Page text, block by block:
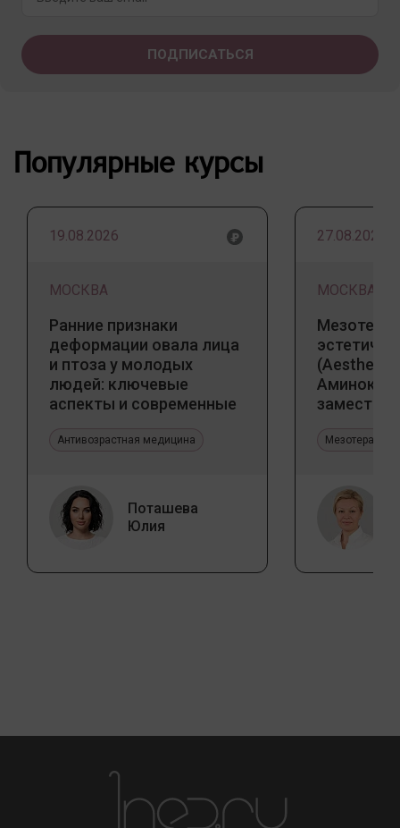
Популярные курсы
19.08.2026
МОСКВА
Ранние признаки
деформации овала лица
и птоза у молодых
людей: ключевые
аспекты и современные
Антивозрастная медицина
Поташева
Юлия
27.08.2026
МОСКВА
(Aesthetic
Мезотерапия